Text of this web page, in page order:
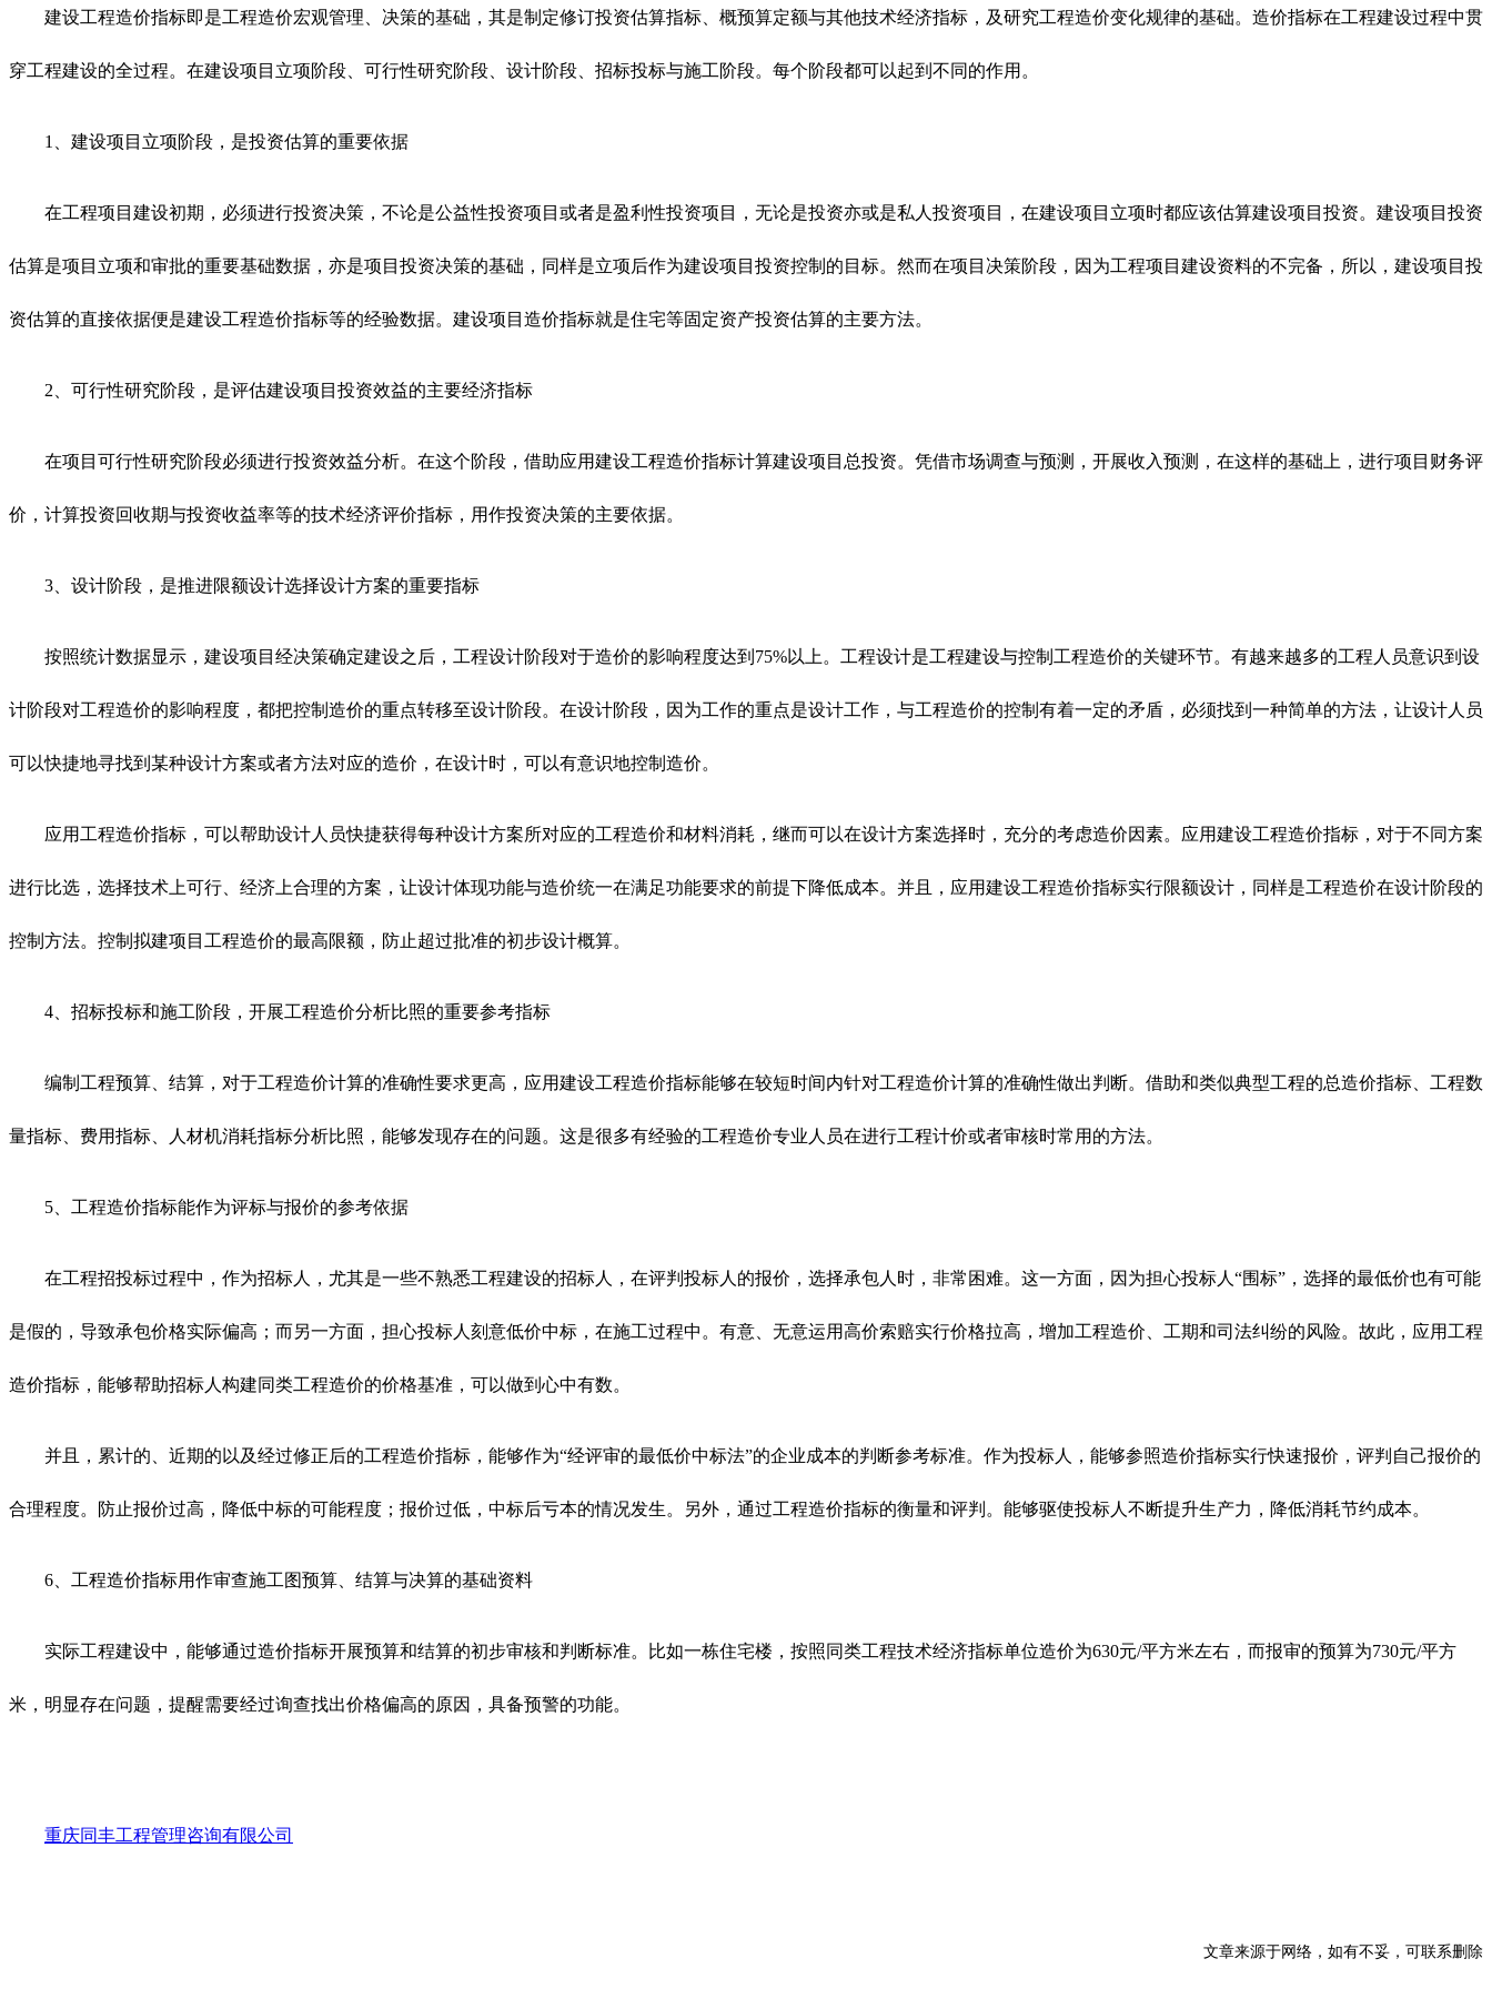
建设工程造价指标即是工程造价宏观管理、决策的基础，其是制定修订投资估算指标、概预算定额与其他技术经济指标，及研究工程造价变化规律的基础。造价指标在工程建设过程中贯
穿工程建设的全过程。在建设项目立项阶段、可行性研究阶段、设计阶段、招标投标与施工阶段。每个阶段都可以起到不同的作用。
1、建设项目立项阶段，是投资估算的重要依据
在工程项目建设初期，必须进行投资决策，不论是公益性投资项目或者是盈利性投资项目，无论是投资亦或是私人投资项目，在建设项目立项时都应该估算建设项目投资。建设项目投资
估算是项目立项和审批的重要基础数据，亦是项目投资决策的基础，同样是立项后作为建设项目投资控制的目标。然而在项目决策阶段，因为工程项目建设资料的不完备，所以，建设项目投
资估算的直接依据便是建设工程造价指标等的经验数据。建设项目造价指标就是住宅等固定资产投资估算的主要方法。
2、可行性研究阶段，是评估建设项目投资效益的主要经济指标
在项目可行性研究阶段必须进行投资效益分析。在这个阶段，借助应用建设工程造价指标计算建设项目总投资。凭借市场调查与预测，开展收入预测，在这样的基础上，进行项目财务评
价，计算投资回收期与投资收益率等的技术经济评价指标，用作投资决策的主要依据。
3、设计阶段，是推进限额设计选择设计方案的重要指标
按照统计数据显示，建设项目经决策确定建设之后，工程设计阶段对于造价的影响程度达到75%以上。工程设计是工程建设与控制工程造价的关键环节。有越来越多的工程人员意识到设
计阶段对工程造价的影响程度，都把控制造价的重点转移至设计阶段。在设计阶段，因为工作的重点是设计工作，与工程造价的控制有着一定的矛盾，必须找到一种简单的方法，让设计人员
可以快捷地寻找到某种设计方案或者方法对应的造价，在设计时，可以有意识地控制造价。
应用工程造价指标，可以帮助设计人员快捷获得每种设计方案所对应的工程造价和材料消耗，继而可以在设计方案选择时，充分的考虑造价因素。应用建设工程造价指标，对于不同方案
进行比选，选择技术上可行、经济上合理的方案，让设计体现功能与造价统一在满足功能要求的前提下降低成本。并且，应用建设工程造价指标实行限额设计，同样是工程造价在设计阶段的
控制方法。控制拟建项目工程造价的最高限额，防止超过批准的初步设计概算。
4、招标投标和施工阶段，开展工程造价分析比照的重要参考指标
编制工程预算、结算，对于工程造价计算的准确性要求更高，应用建设工程造价指标能够在较短时间内针对工程造价计算的准确性做出判断。借助和类似典型工程的总造价指标、工程数
量指标、费用指标、人材机消耗指标分析比照，能够发现存在的问题。这是很多有经验的工程造价专业人员在进行工程计价或者审核时常用的方法。
5、工程造价指标能作为评标与报价的参考依据
在工程招投标过程中，作为招标人，尤其是一些不熟悉工程建设的招标人，在评判投标人的报价，选择承包人时，非常困难。这一方面，因为担心投标人“围标”，选择的最低价也有可能
是假的，导致承包价格实际偏高；而另一方面，担心投标人刻意低价中标，在施工过程中。有意、无意运用高价索赔实行价格拉高，增加工程造价、工期和司法纠纷的风险。故此，应用工程
造价指标，能够帮助招标人构建同类工程造价的价格基准，可以做到心中有数。
并且，累计的、近期的以及经过修正后的工程造价指标，能够作为“经评审的最低价中标法”的企业成本的判断参考标准。作为投标人，能够参照造价指标实行快速报价，评判自己报价的
合理程度。防止报价过高，降低中标的可能程度；报价过低，中标后亏本的情况发生。另外，通过工程造价指标的衡量和评判。能够驱使投标人不断提升生产力，降低消耗节约成本。
6、工程造价指标用作审查施工图预算、结算与决算的基础资料
实际工程建设中，能够通过造价指标开展预算和结算的初步审核和判断标准。比如一栋住宅楼，按照同类工程技术经济指标单位造价为630元/平方米左右，而报审的预算为730元/平方
米，明显存在问题，提醒需要经过询查找出价格偏高的原因，具备预警的功能。
重庆同丰工程管理咨询有限公司
文章来源于网络，如有不妥，可联系删除